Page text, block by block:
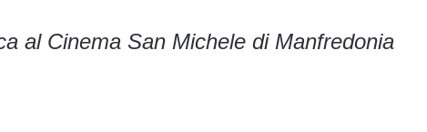
al Cinema San Michele di Manfredonia